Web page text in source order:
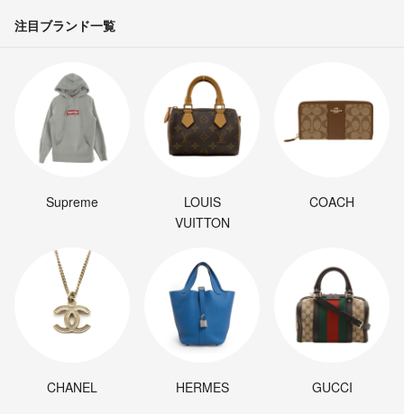
注目ブランド一覧
Supreme
LOUIS
VUITTON
COACH
CHANEL HERMES GUCCI